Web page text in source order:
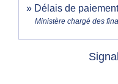
Délais de
Ministère chargé des